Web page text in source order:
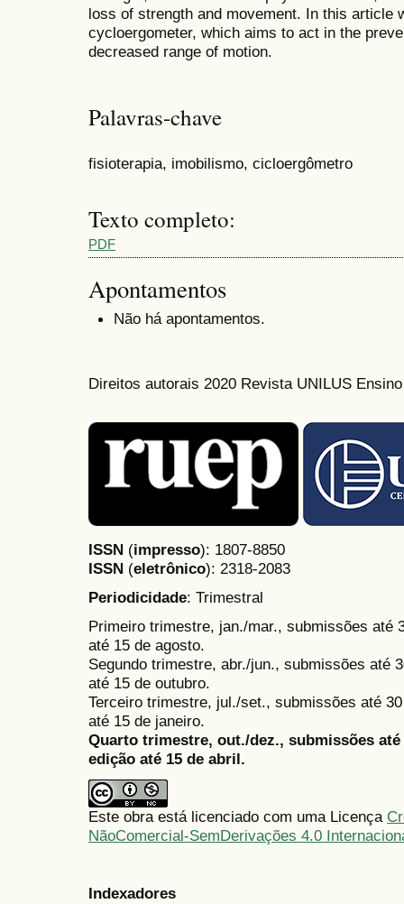
loss of strength and movement. In this article
cycloergometer, which aims to act in the
decreased range of motion.
Palavras-chave
fisioterapia, imobilismo, cicloergômetro
Texto completo:
PDF
Apontamentos
Não há apontamentos.
Direitos autorais 2020 Revista UNILUS
ISSN (impresso): 1807-8850
ISSN (eletrônico): 2318-2083
Periodicidade: Trimestral
Primeiro trimestre, jan./mar., submissões até
até 15 de agosto.
Segundo trimestre, abr./jun., submissões até
até 15 de outubro.
Terceiro trimestre, jul./set., submissões até
até 15 de janeiro.
Quarto trimestre, out./dez., submissões
edição até 15 de abril.
Este obra está licenciado com uma Licença
NãoComercial-SemDerivações 4.0
Indexadores